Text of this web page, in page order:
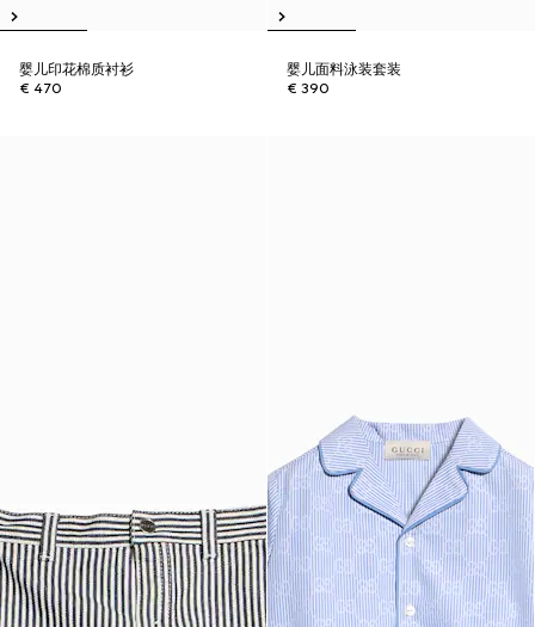
婴儿印花棉质衬衫
€ 470
婴儿面料泳装套装
€ 390